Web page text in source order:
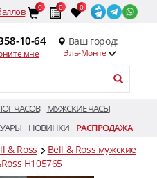
0 0 0
10-64
мне
Ваш город:
Эль-Монте
ЧАСОВ
МУЖСКИЕ ЧАСЫ
НОВИНКИ РАСПРОДАЖА
& Ross
Bell & Ross мужские
H105765